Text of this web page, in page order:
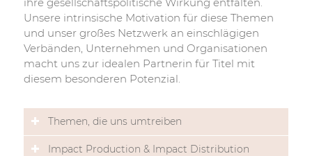
Unsere intrinsische Motivation für diese Themen
und unser großes Netzwerk an einschlägigen
Verbänden, Unternehmen und Organisationen
macht uns zur idealen Partnerin für Titel mit
diesem besonderen Potenzial.
Themen, die uns umtreiben
Impact Production & Impact Distribution